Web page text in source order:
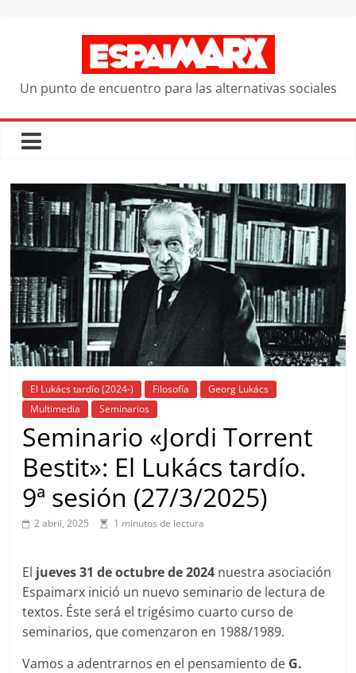
Un punto de encuentro para las alternativas sociales
El Lukács tardío (2024-) Filosofía
Georg Lukács
Multimedia
Seminarios
Seminario «Jordi Torrent
Bestit»: El Lukács tardío.
9ª sesión (27/3/2025)
2 abril, 2025 1 minutos de lectura
El jueves 31 de octubre de 2024 nuestra asociación
Espaimarx inició un nuevo seminario de lectura de
textos. Éste será el trigésimo cuarto curso de
seminarios, que comenzaron en 1988/1989.
Vamos a adentrarnos en el pensamiento de G.